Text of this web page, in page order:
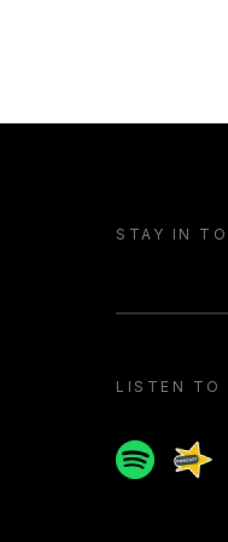
STAY IN
LISTEN TO
Spotify